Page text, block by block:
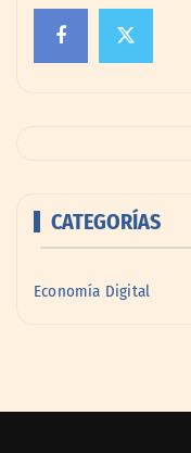
CATEGORÍAS
Economía Digital